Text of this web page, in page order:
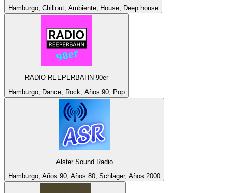
Hamburgo, Chillout, Ambiente, House, Deep house
RADIO REEPERBAHN 90er
Hamburgo, Dance, Rock, Años 90, Pop
Alster Sound Radio
Hamburgo, Años 90, Años 80, Schlager, Años 2000